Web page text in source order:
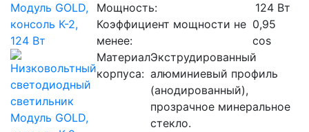
Мощность:
124 Вт
Коэффициент мощности не
менее:
0,95
cos
Материал
корпуса:
Экструдированный
алюминиевый профиль
(анодированный),
прозрачное минеральное
стекло.